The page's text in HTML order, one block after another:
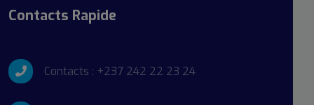
Contacts Rapide
Contacts : +237 242 22 23 24